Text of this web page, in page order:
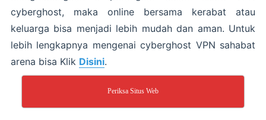
cyberghost, maka online bersama kerabat atau
keluarga bisa menjadi lebih mudah dan aman. Untuk
lebih lengkapnya mengenai cyberghost VPN sahabat
arena bisa Klik Disini.
Periksa Situs Web